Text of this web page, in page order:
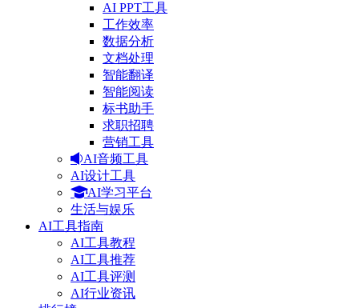
AI PPT工具
工作效率
数据分析
文档处理
智能翻译
智能阅读
标书助手
求职招聘
营销工具
AI音频工具
AI设计工具
AI学习平台
生活与娱乐
AI工具指南
AI工具教程
AI工具推荐
AI工具评测
AI行业资讯